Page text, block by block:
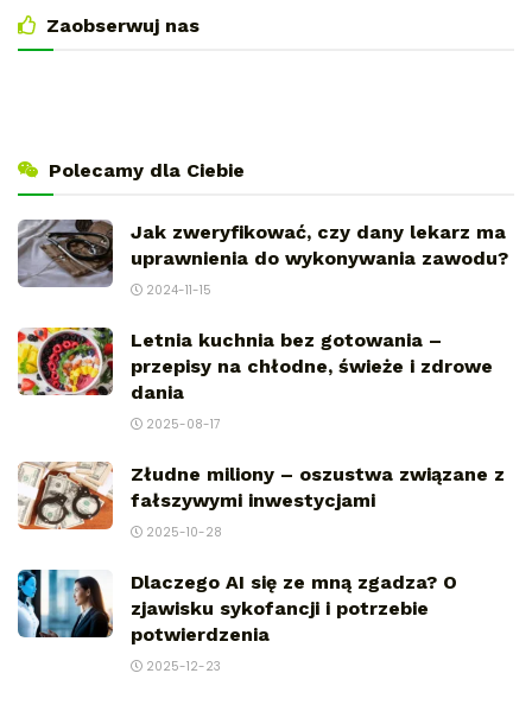
Zaobserwuj nas
Polecamy dla Ciebie
Jak zweryfikować, czy dany lekarz ma
uprawnienia do wykonywania zawodu?
2024-11-15
Letnia kuchnia bez gotowania –
przepisy na chłodne, świeże i zdrowe
dania
2025-08-17
Złudne miliony – oszustwa związane z
fałszywymi inwestycjami
2025-10-28
Dlaczego AI się ze mną zgadza? O
zjawisku sykofancji i potrzebie
potwierdzenia
2025-12-23